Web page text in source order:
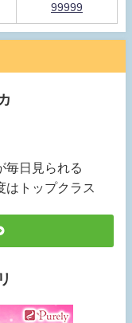
99999
毎日見られる
はトップクラス